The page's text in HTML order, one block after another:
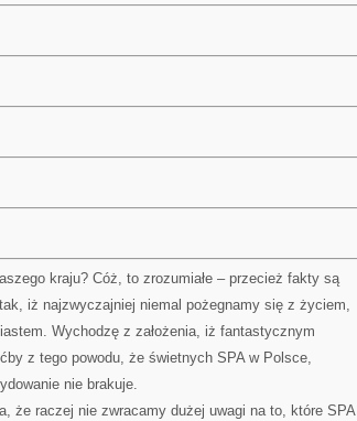
kraju? Cóż, to zrozumiałe – przecież fakty są
iż najzwyczajniej niemal pożegnamy się z życiem,
Wychodzę z założenia, iż fantastycznym
z tego powodu, że świetnych SPA w Polsce,
nie brakuje.
że raczej nie zwracamy dużej uwagi na to, które SPA